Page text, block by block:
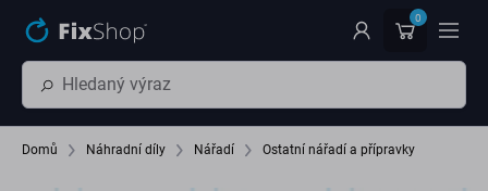
0
Domů Náhradní díly Nářadí Ostatní nářadí a přípravky